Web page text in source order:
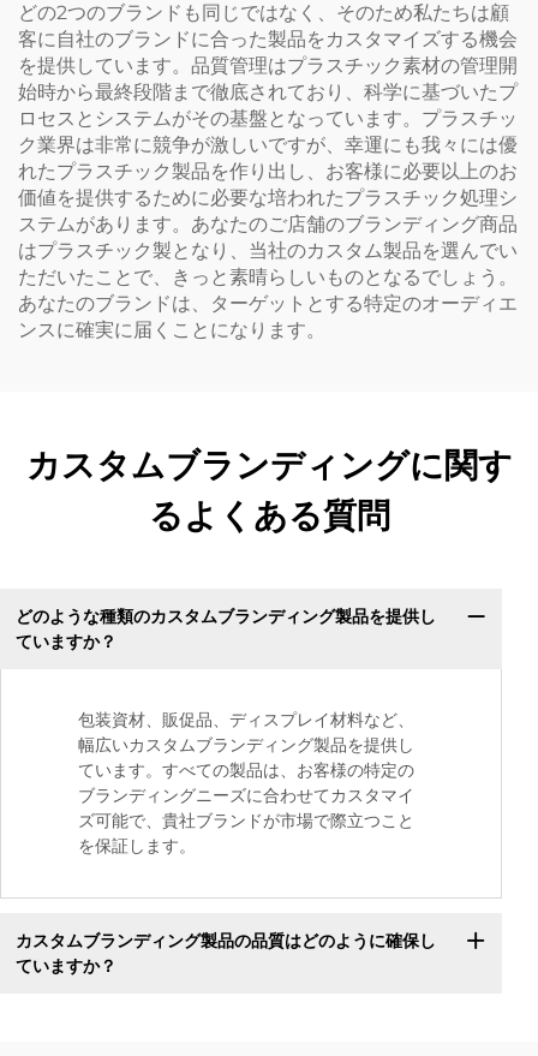
どの2つのブランドも同じではなく、そのため私たちは顧
客に自社のブランドに合った製品をカスタマイズする機会
を提供しています。品質管理はプラスチック素材の管理開
始時から最終段階まで徹底されており、科学に基づいたプ
ロセスとシステムがその基盤となっています。プラスチッ
ク業界は非常に競争が激しいですが、幸運にも我々には優
れたプラスチック製品を作り出し、お客様に必要以上のお
価値を提供するために必要な培われたプラスチック処理シ
ステムがあります。あなたのご店舗のブランディング商品
はプラスチック製となり、当社のカスタム製品を選んでい
ただいたことで、きっと素晴らしいものとなるでしょう。
あなたのブランドは、ターゲットとする特定のオーディエ
ンスに確実に届くことになります。
カスタムブランディングに関す
るよくある質問
どのような種類のカスタムブランディング製品を提供し
ていますか？
包装資材、販促品、ディスプレイ材料など、
幅広いカスタムブランディング製品を提供し
ています。すべての製品は、お客様の特定の
ブランディングニーズに合わせてカスタマイ
ズ可能で、貴社ブランドが市場で際立つこと
を保証します。
カスタムブランディング製品の品質はどのように確保し
ていますか？